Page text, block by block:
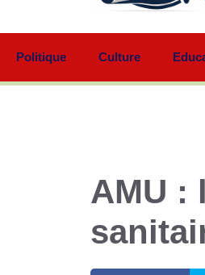
Politique Culture
AMU :